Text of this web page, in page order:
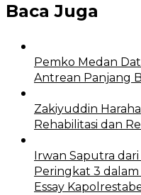
Baca Juga
Pemko Medan
Antrean Panjang
Zakiyuddin
Rehabilitasi dan
Irwan Saputra
Peringkat 3
Essay